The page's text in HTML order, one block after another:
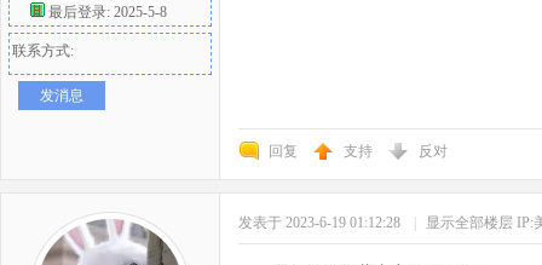
最后登录: 2025-5-8
联系方式:
发消息
回复 支持 反对
发表于 2023-6-19 01:12:28 显示全部楼层 IP: